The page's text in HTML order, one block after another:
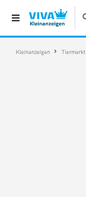
Kleinanzeigen Tiermarkt